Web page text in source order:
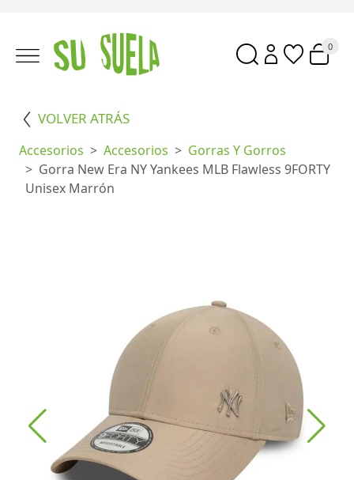
0
VOLVER ATRÁS
Accesorios Accesorios
Gorras Y Gorros
Gorra New Era NY Yankees MLB Flawless 9FORTY
Unisex Marrón